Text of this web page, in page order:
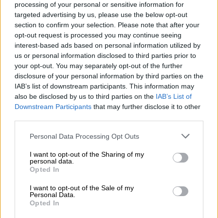
processing of your personal or sensitive information for
targeted advertising by us, please use the below opt-out
section to confirm your selection. Please note that after your
opt-out request is processed you may continue seeing
interest-based ads based on personal information utilized by
us or personal information disclosed to third parties prior to
your opt-out. You may separately opt-out of the further
disclosure of your personal information by third parties on the
IAB’s list of downstream participants. This information may
also be disclosed by us to third parties on the IAB’s List of
Downstream Participants that may further disclose it to other
Please note that this website/app uses one or more Google
not limited to your visit or usage behaviour. You may click to
grant or deny consent to Google and its third-party tags to
use your data for below specified purposes in below Google
consent section.
Personal Data Processing Opt Outs
I want to opt-out of the Sharing of my
personal data.
Opted In
I want to opt-out of the Sale of my
Personal Data.
Opted In
Καταψύκτες,επιλέξιμες δαπάνες ως οι
πλέον ενεργοβόρες συσκευές στα
νοικοκυριά και έως 3 συσκευές
4 κριτήρια αξιολόγησης:
Εισόδημα 36 μόρια
ΑΜΕΑ 20 μόρια
Μονογονεϊκές οικογένειες 20 μόρια
Προστατευόμενα Μέλη 6 μόρια ανά
άτομο με ανώτατο όριο τα 4 άτομα
(σύνολο 24)
4 κλίμακες Επιδότησης
Με βάση το ετήσιο ατομικό εισόδημα ανά
μέλος οικογένειας